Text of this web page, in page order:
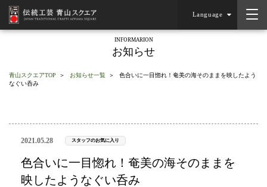
Language
INFORMARION
お知らせ
青山スクエアTOP お知らせ一覧
色合いに一目惚れ！奄美の海そのままを映したよう
なぐい呑み
2021.05.28 スタッフのお気に入り
色合いに一目惚れ！奄美の海そのままを
映したようなぐい呑み